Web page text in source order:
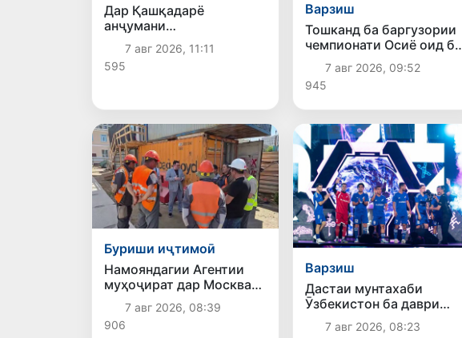
Дар Қашқадарё
анҷумани
байналмилалии экологӣ
бо иштироки ҷавонон аз
нӯҳ кишвар баргузор
7 авг 2026, 11:11
595
Варзиш
Тошканд ба баргузории
чемпионати Осиё оид ба
вазнабардорӣ омодагӣ
мебинад
7 авг 2026, 09:52
945
Буриши иҷтимоӣ
Намояндагии Агентии
муҳоҷират дар Москва
моҳи июл ба зиёда аз 1,8
ҳазор шаҳрванди
Ӯзбекистон кумак
7 авг 2026, 08:39
906
Варзиш
Дастаи мунтахаби
Ӯзбекистон ба даври
чорякниҳоии «Бозиҳои
Оянда – 2026» дар
7 авг 2026, 08:23